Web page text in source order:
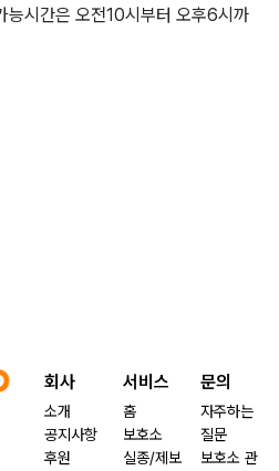
능시간은 오전10시부터 오후6시까
회사
소개
공지사항
후원
서비스
홈
보호소
실종/제보
문의
자주하는
질문
보호소 관